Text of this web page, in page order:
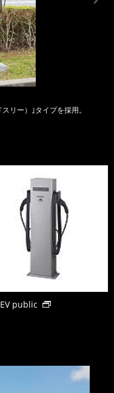
リー）｣タイプを採用。
public